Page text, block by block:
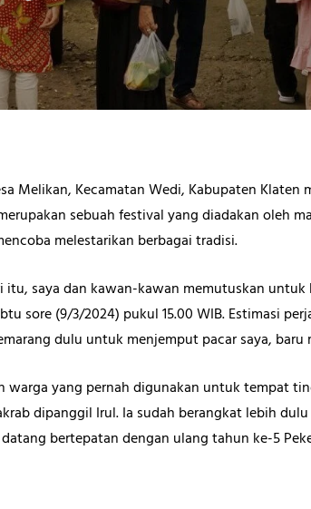
Melikan, Kecamatan Wedi, Kabupaten Klaten
sebuah festival yang diadakan oleh
melestarikan berbagai tradisi.
saya dan kawan-kawan memutuskan
sore (9/3/2024) pukul 15.00 WIB. Estimasi
dulu untuk menjemput pacar saya,
warga yang pernah digunakan untuk tempat
dipanggil Irul. Ia sudah berangkat lebih
bertepatan dengan ulang tahun ke-5